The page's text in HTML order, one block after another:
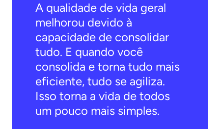
A qualidade de vida geral
melhorou devido à
capacidade de consolidar
tudo. E quando você
consolida e torna tudo mais
eficiente, tudo se agiliza.
Isso torna a vida de todos
um pouco mais simples.